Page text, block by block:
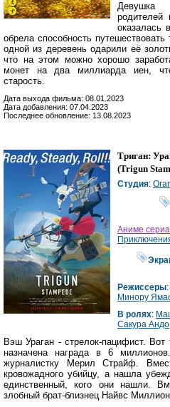
Девушка
родителей
оказалась
обрела способность
одной из деревень одарили её
что на этом можно хорошо
монет на два миллиарда иен,
старость.
Дата выхода фильма: 08.01.2023
Дата добавления: 07.04.2023
Последнее обновление: 13.08.2023
Триган:
(Trigun
Студия:
Аниме
Режиссеры:
Минору
В ролях:
Сакура Андо
Вэш Ураган - стрелок-пацифист. Вот
назначена награда в 6
журналистку Мерил Страйф.
кровожадного убийцу, а нашла
единственный, кого они нашли.
злобный брат-близнец Найвс